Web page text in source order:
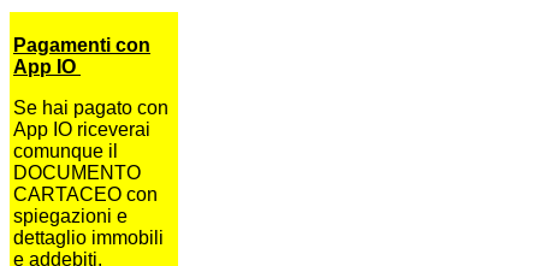
Pagamenti con
App IO
Se hai pagato con
App IO riceverai
comunque il
DOCUMENTO
CARTACEO con
spiegazioni e
dettaglio immobili
e addebiti.